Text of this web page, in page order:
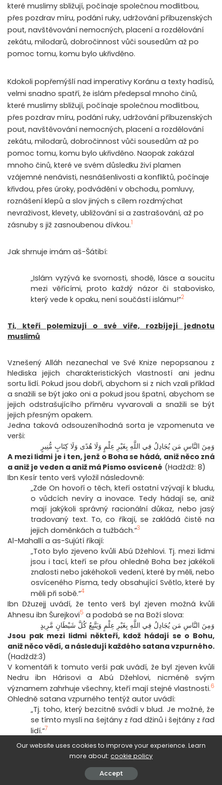
které muslimy sbližují, počínaje společnou modlitbou,
přes pozdrav míru, podání ruky, udržování příbuzenských
pout, navštěvování nemocných, placení a rozdělování
zekátu, milodarů, dobročinnost vůči sousedům až po
pomoc tomu, komu bylo ukřivděno.
Kdokoli popřemýšlí nad imperativy Koránu a texty hadísů,
velmi snadno spatří, že islám předepsal mnoho činů,
které muslimy sbližují, počínaje společnou modlitbou,
přes pozdrav míru, podání ruky, udržování příbuzenských
pout, navštěvování nemocných, placení a rozdělování
zekátu, milodarů, dobročinnost vůči sousedům až po
pomoc tomu, komu bylo ukřivděno. Naopak zakázal
mnoho činů, které ve svém důsledku živí plamen
vzájemné nenávisti, nesnášenlivosti a konfliktů, počínaje
křivdou, přes úroky, podvádění v obchodu, pomluvy,
roznášení klepů a slov jiných s cílem rozdmýchat
nevraživost, klevety, ubližování si a zastrašování, až po
zásnuby s již zasnoubenou dívkou.1
Jak shrnuje imám aš-Šátibí:
„Islám vyzývá ke svornosti, shodě, lásce a soucitu
mezi věřícími, proto každý názor či stabovisko,
který vede k opaku, není součástí islámu!“2
Ti, kteří polemizují o své víře, rozbíjejí jednotu
muslimů
Vznešený Alláh nezanechal ve Své Knize nepopsanou z
hlediska jejich charakteristických vlastností ani jednu
sortu lidí. Pokud jsou dobří, abychom si z nich vzali příklad
a snažili se být jako oni a pokud jsou špatní, abychom se
jejich odstrašujícího příměru vyvarovali a snažili se být
jejich přesným opakem.
Jedna taková odsouzeníhodná sorta je vzpomenuta ve
verši:
وَمِنَ النَّاسِ مَن يُجَادِلُ فِي اللَّهِ بِغَيْرِ عِلْمٍ وَلَا هُدًى وَلَا كِتَابٍ مُّنِيرٍ
A mezi lidmi je i ten, jenž o Boha se hádá, aniž něco zná
a aniž je veden a aniž má Písmo osvícené (Hadždž: 8)
Ibn Kesír tento verš vyložil následovně:
„Zde On hovoří o těch, kteří ostatní vzývají k bludu,
o vůdcích nevíry a inovace. Tedy hádají se, aniž
mají jakýkoli správný racionální důkaz, nebo jasý
tradovaný text. To, co říkají, se zakládá čistě na
jejich doměnkách a tužbách.“3
Al-Mahallí a as-Sujútí říkají:
„Toto bylo zjeveno kvůli Abú Džehlovi. Tj. mezi lidmi
jsou i tací, kteří se přou ohledně Boha bez jakékoli
znalosti nebo jakéhokoli vedení, které by měli, nebo
osvíceného Písma, tedy obsahující Světlo, které by
měli při sobě.“4
Ibn Džuzejj uvádí, že tento verš byl zjeven možná kvůli
Ahnesu ibn Šurejkovi5 a podobá se na Boží slova:
وَمِنَ النَّاسِ مَن يُجَادِلُ فِي اللَّهِ بِغَيْرِ عِلْمٍ وَيَتَّبِعُ كُلَّ شَيْطَانٍ مَّرِيدٍ
Jsou pak mezi lidmi někteří, kdož hádají se o Bohu,
aniž něco vědí, a následují každého satana vzpurného.
(Hadždž:3)
V komentáři k tomuto verši pak uvádí, že byl zjeven kvůli
Nedru ibn Hárisovi a Abú Džehlovi, nicméně svým
významem zahrhuje všechny, kteří mají stejné vlastnosti.6
Ohledně satana vzpurného tentýž autor uvádí:
„Tj. toho, který bezcitně svádí v blud. Je možné, že
se tímto myslí na šejtány z řad džinů i šejtány z řad
lidí.“7
Tento verš tedy hovoří o neznalých ignorantech. Nepřejí
si pravdu, pro svá tvrzení nemají sebemenší důkaz, ale i
přesto o víře polemizují a hašteří se ohledně náboženství
Our website uses cookies to improve your experience. Learn
more about: cookie policy
Accept